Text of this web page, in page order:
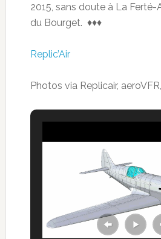
2015, sans doute à La Ferté-
du Bourget. ♦♦♦
Replic’Air
Photos via Replicair,